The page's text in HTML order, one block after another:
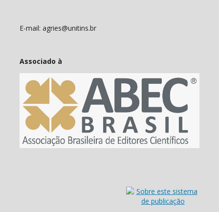
E-mail: agries@unitins.br
Associado à